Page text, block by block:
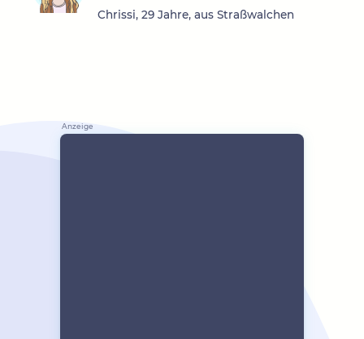
Chrissi, 29 Jahre, aus Straßwalchen